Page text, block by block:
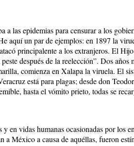
a las epidemias para censurar a los
aquí un par de ejemplos: en 1897 la
principalente a los extranjeros. El
después de la reelección”. Dos
comienza en Xalapa la viruela. El
está para plagas; desde don
hasta el vómito prieto, todas se
y en vidas humanas ocasionadas por los
a México a causa de aquéllas, fueron